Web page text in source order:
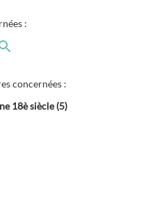
:
concernées :
18è siècle (5)